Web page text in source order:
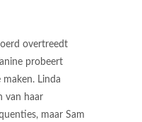
overtreedt
probeert
Linda
van haar
maar Sam